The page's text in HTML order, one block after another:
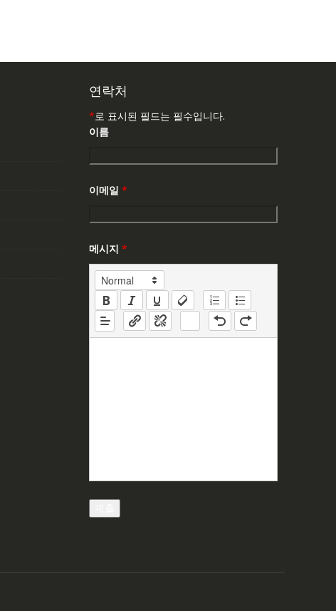
연락처
*로 표시된 필드는 필수입니다.
이름
이메일 *
메시지 *